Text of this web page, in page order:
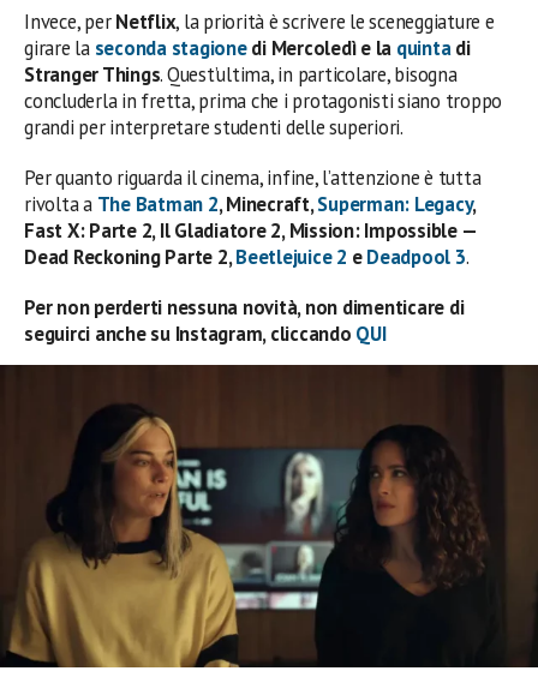
Invece, perNetflix, la priorità è scrivere le sceneggiature e
girare la seconda stagionedi Mercoledì e la quintadi
Stranger Things. Quest’ultima, in particolare, bisogna
concluderla in fretta, prima che i protagonisti siano troppo
grandi per interpretare studenti delle superiori.
Per quanto riguarda il cinema, infine, l’attenzione è tutta
rivolta a The Batman 2, Minecraft,Superman: Legacy,
Fast X: Parte 2, Il Gladiatore 2, Mission: Impossible —
Dead Reckoning Parte 2,Beetlejuice 2 eDeadpool 3.
Per non perderti nessuna novità, non dimenticare di
seguirci anche su Instagram, cliccando QUI